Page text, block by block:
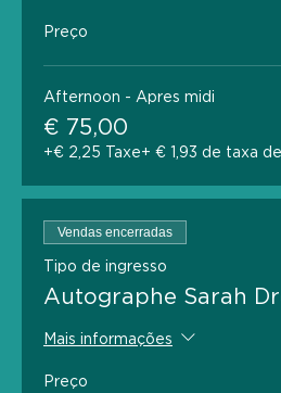
Preço
Afternoon - Apres midi
€ 75,00
+€ 2,25 Taxe+ € 1,93 de taxa
Vendas encerradas
Tipo de ingresso
Autographe Sarah
Mais informações
Preço